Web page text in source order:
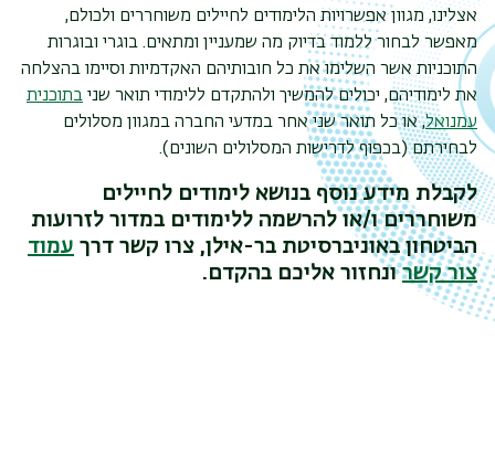
אצלינו, מגוון אפשרויות הלימודים לחיילים משוחררים ולכולם,
מאפשר לבחור ללמוד בדיוק מה שמעניין ומתאים. בוגרי ובוגרות
התוכניות אשר השלימו את כל חובותיהם האקדמיות וסיימו בהצלחה
את לימודיהם, יכולים להמשיך ולהתקדם ללימודי תואר שני בתוכנית
עמנואל, או כל תואר שני אחר במדעי החברה במגוון מסלולים
לבחירתם (בכפוף לדרישות המסלולים השונים).
לקבלת מידע נוסף בנושא לימודים לחיילים
משוחררים ו/או להרשמה ללימודים במדור לזרועות
הביטחון באוניברסיטת בר-אילן, צרו קשר דרך עמוד
צור קשרונחזור אליכם בהקדם.